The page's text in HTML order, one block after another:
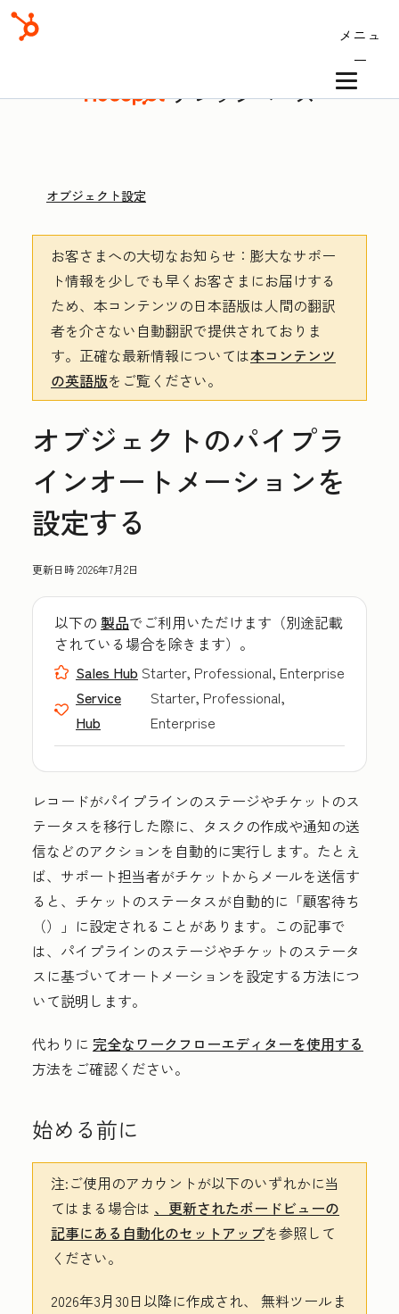
メニュ
ー
ナレッジベース
オブジェクト設定
お客さまへの大切なお知らせ ：膨大なサポー
ト情報を少しでも早くお客さまにお届けする
ため、本コンテンツの日本語版は人間の翻訳
者を介さない自動翻訳で提供されておりま
す。 正確な最新情報については本コンテンツ
の英語版をご覧ください。
オブジェクトのパイプラ
インオートメーションを
設定する
更新日時2026年7月2日
以下の 製品でご利用いただけます（別途記載
されている場合を除きます）。
Sales Hub Starter, Professional, Enterprise
Service
Hub
Starter, Professional,
Enterprise
レコードがパイプラインのステージやチケットのス
テータスを移行した際に、タスクの作成や通知の送
信などのアクションを自動的に実行します。たとえ
ば、サポート担当者がチケットからメールを送信す
ると、チケットのステータスが自動的に「顧客待ち
（）」に設定されることがあります。この記事で
は、パイプラインのステージやチケットのステータ
スに基づいてオートメーションを設定する方法につ
いて説明します。
代わりに 完全なワークフローエディターを使用する
方法をご確認ください。
始める前に
注:ご使用のアカウントが以下のいずれかに当
てはまる場合は 、更新されたボードビューの
記事にある自動化のセットアップを参照して
ください。
2026年3月30日以降に作成され、 無料ツールま